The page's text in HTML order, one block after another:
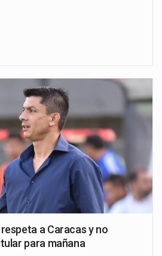
a Caracas y no
para mañana